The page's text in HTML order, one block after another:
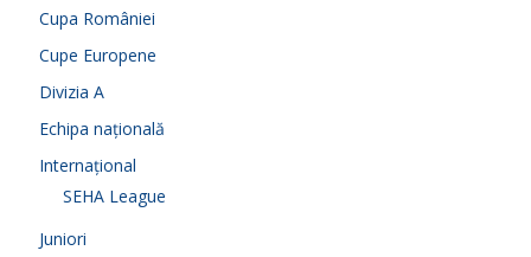
Cupa României
Cupe Europene
Divizia A
Echipa națională
Internațional
SEHA League
Juniori